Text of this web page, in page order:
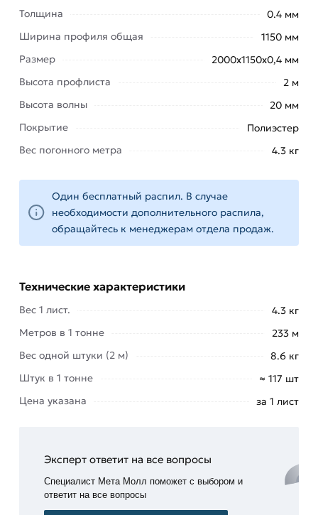
легкости и простоте монтажа, профнастил С-20
сократить сроки строительства и уменьшить
затраты на рабочую силу.
Этот материал представляет собой надежное и
долговечное решение для обустройства
территорий, обеспечивая безопасность и
эстетическое оформление.
на сайте компании
«МетаМолл».
металл в Москве и Московской области.
Качественно! Вовремя! По самым низким ценам!
кнопку«Быстрый заказ». Также можете купить
позвонив по контактам указанным на сайте.
Условия доставки и цены на товар Профнастил
С-20 зеленый 2000х1150х0,4 мм (Ral 6005) из
категории
профессиональные менеджеры обработают
сертифицирован, соответствует всем
стандартам качества. Возврат купленного
Толщина
0.4 мм
Ширина профиля общая
1150 мм
Размер
2000х1150х0,4 мм
Высота профлиста
2 м
Высота волны
20 мм
Покрытие
Полиэстер
Вес погонного метра
4.3 кг
Один бесплатный распил. В случае
необходимости дополнительного распила,
обращайтесь к менеджерам отдела продаж.
Технические характеристики
Вес 1 лист.
4.3 кг
Метров в 1 тонне
233 м
Вес одной штуки (2 м)
8.6 кг
Штук в 1 тонне
≈ 117 шт
Цена указана
за 1 лист
Эксперт ответит на все вопросы
Специалист Мета Молл поможет с выбором и
ответит на все вопросы